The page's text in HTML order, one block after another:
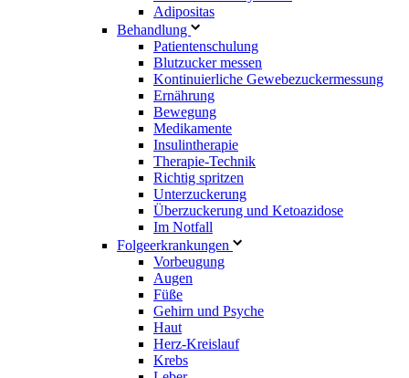
Adipositas
Behandlung
Patientenschulung
Blutzucker messen
Kontinuierliche Gewebezuckermessung
Ernährung
Bewegung
Medikamente
Insulintherapie
Therapie-Technik
Richtig spritzen
Unterzuckerung
Überzuckerung und Ketoazidose
Im Notfall
Folgeerkrankungen
Vorbeugung
Augen
Füße
Gehirn und Psyche
Haut
Herz-Kreislauf
Krebs